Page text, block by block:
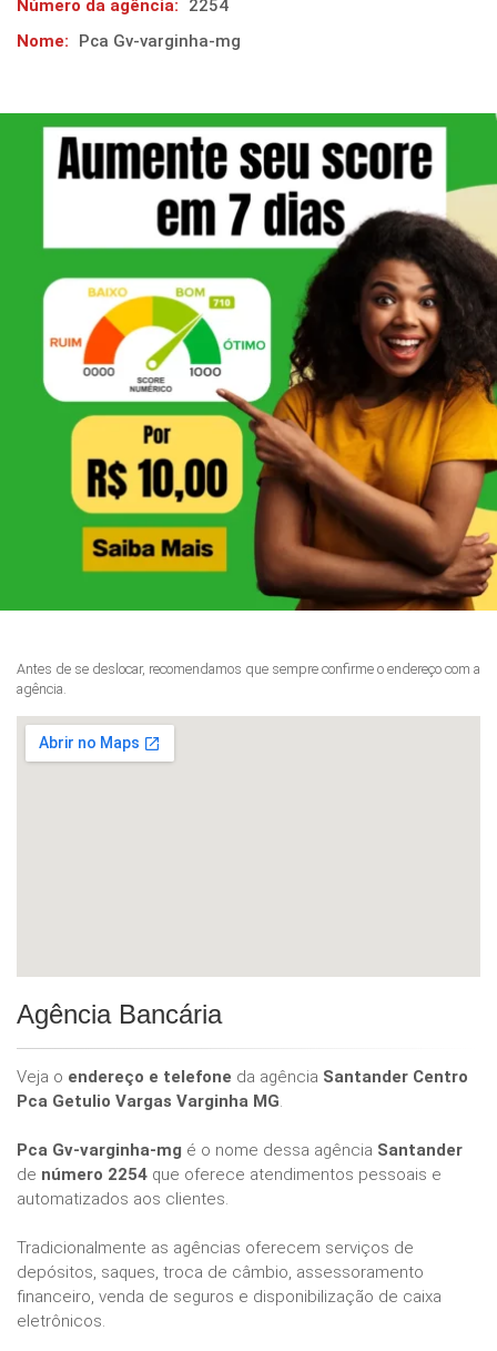
Número da agência:
2254
Nome:
Pca Gv-varginha-mg
Antes de se deslocar, recomendamos que sempre confirme o endereço com a
agência.
Agência Bancária
Veja o endereço e telefone da agência Santander Centro
Pca Getulio Vargas Varginha MG.
Pca Gv-varginha-mg é o nome dessa agência Santander
de número 2254 que oferece atendimentos pessoais e
automatizados aos clientes.
Tradicionalmente as agências oferecem serviços de
depósitos, saques, troca de câmbio, assessoramento
financeiro, venda de seguros e disponibilização de caixa
eletrônicos.